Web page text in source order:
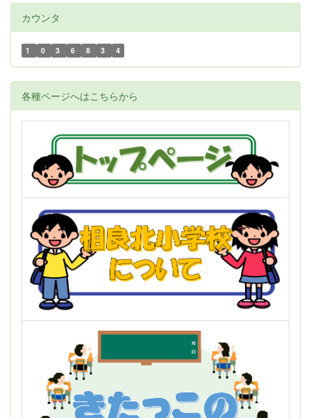
カウンタ
1 0 3 6 8 3 4
各種ページへはこちらから